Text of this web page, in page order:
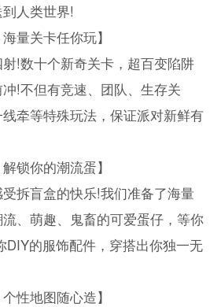
人类世界!
量关卡任你玩】
!数十个新奇关卡，超百变陷阱
!不但有竞速、团队、生存关
牵等特殊玩法，保证派对新鲜有
锁你的潮流蛋】
拆盲盒的快乐!我们准备了海量
、萌趣、鬼畜的可爱蛋仔，等你
DIY的服饰配件，穿搭出你独一无
性地图随心造】